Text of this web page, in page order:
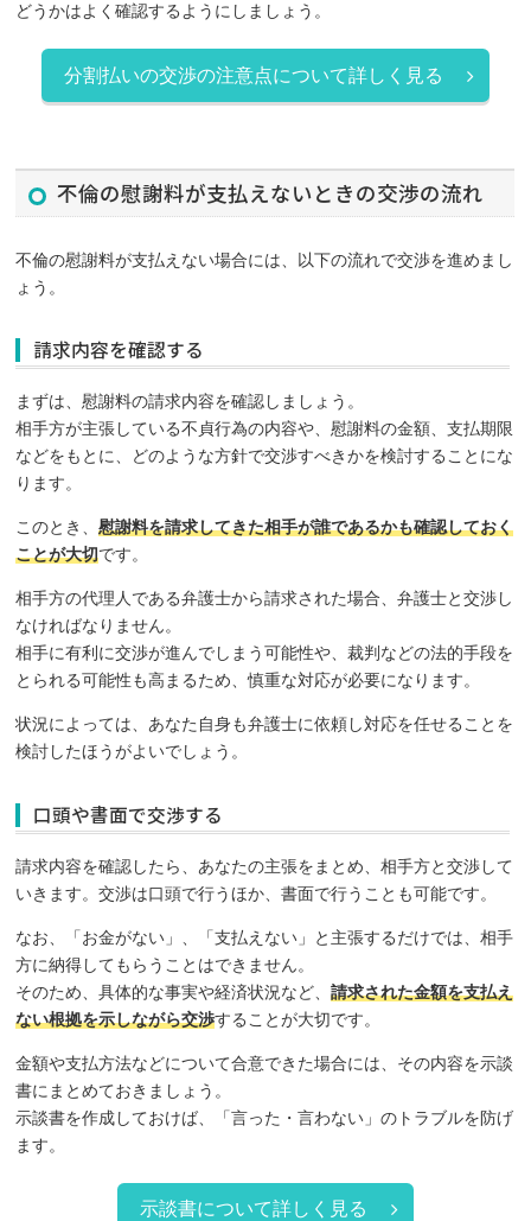
どうかはよく確認するようにしましょう。
分割払いの交渉の注意点について詳しく見る
不倫の慰謝料が支払えないときの交渉の流れ
不倫の慰謝料が支払えない場合には、以下の流れで交渉を進めまし
ょう。
請求内容を確認する
まずは、慰謝料の請求内容を確認しましょう。
相手方が主張している不貞行為の内容や、慰謝料の金額、支払期限
などをもとに、どのような方針で交渉すべきかを検討することにな
ります。
このとき、慰謝料を請求してきた相手が誰であるかも確認しておく
ことが大切です。
相手方の代理人である弁護士から請求された場合、弁護士と交渉し
なければなりません。
相手に有利に交渉が進んでしまう可能性や、裁判などの法的手段を
とられる可能性も高まるため、慎重な対応が必要になります。
状況によっては、あなた自身も弁護士に依頼し対応を任せることを
検討したほうがよいでしょう。
口頭や書面で交渉する
請求内容を確認したら、あなたの主張をまとめ、相手方と交渉して
いきます。交渉は口頭で行うほか、書面で行うことも可能です。
なお、「お金がない」、「支払えない」と主張するだけでは、相手
方に納得してもらうことはできません。
そのため、具体的な事実や経済状況など、請求された金額を支払え
ない根拠を示しながら交渉することが大切です。
金額や支払方法などについて合意できた場合には、その内容を示談
書にまとめておきましょう。
示談書を作成しておけば、「言った・言わない」のトラブルを防げ
ます。
示談書について詳しく見る